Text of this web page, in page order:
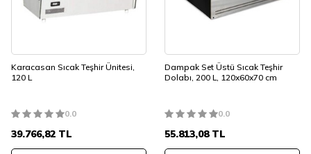
Karacasan Sıcak Teşhir Ünitesi,
120 L
0.0
39.766,82 TL
Dampak Set Üstü Sıcak Teşhir
Dolabı, 200 L, 120x60x70 cm
0.0
55.813,08TL